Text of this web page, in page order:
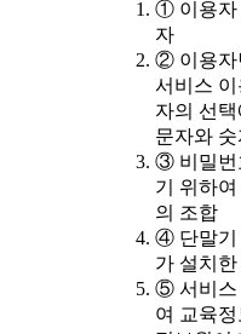
① 이용자
자
② 이용자
서비스
자의 선
문자와
③ 비밀번
기 위하
의 조합
④ 단말기
가 설치한
⑤ 서비스
여 교육